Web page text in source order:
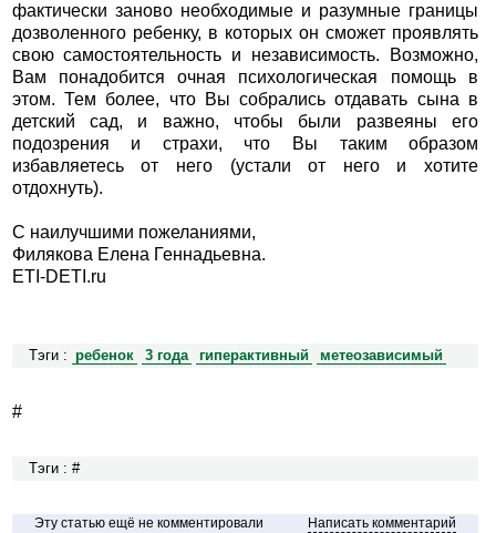
фактически заново необходимые и разумные границы
дозволенного ребенку, в которых он сможет проявлять
свою самостоятельность и независимость. Возможно,
Вам понадобится очная психологическая помощь в
этом. Тем более, что Вы собрались отдавать сына в
детский сад, и важно, чтобы были развеяны его
подозрения и страхи, что Вы таким образом
избавляетесь от него (устали от него и хотите
отдохнуть).
С наилучшими пожеланиями,
Филякова Елена Геннадьевна.
ETI-DETI.ru
Тэги : ребенок 3 года гиперактивный метеозависимый
#
Тэги : #
Эту статью ещё не комментировали Написать комментарий